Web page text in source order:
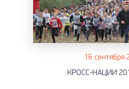
16 сентября
КРОСС-НАЦИИ